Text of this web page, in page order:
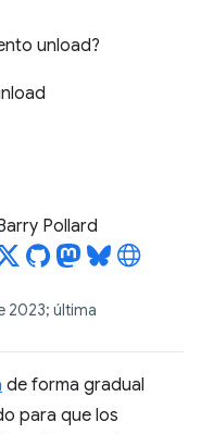
unload?
Pollard
2023; última
de forma gradual
para que los